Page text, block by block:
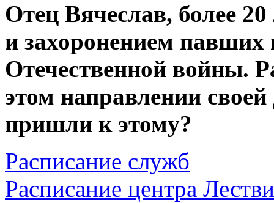
Отец Вячеслав, более
и захоронением павших
Отечественной войны.
этом направлении
пришли к этому?
Расписание служб
Расписание центра